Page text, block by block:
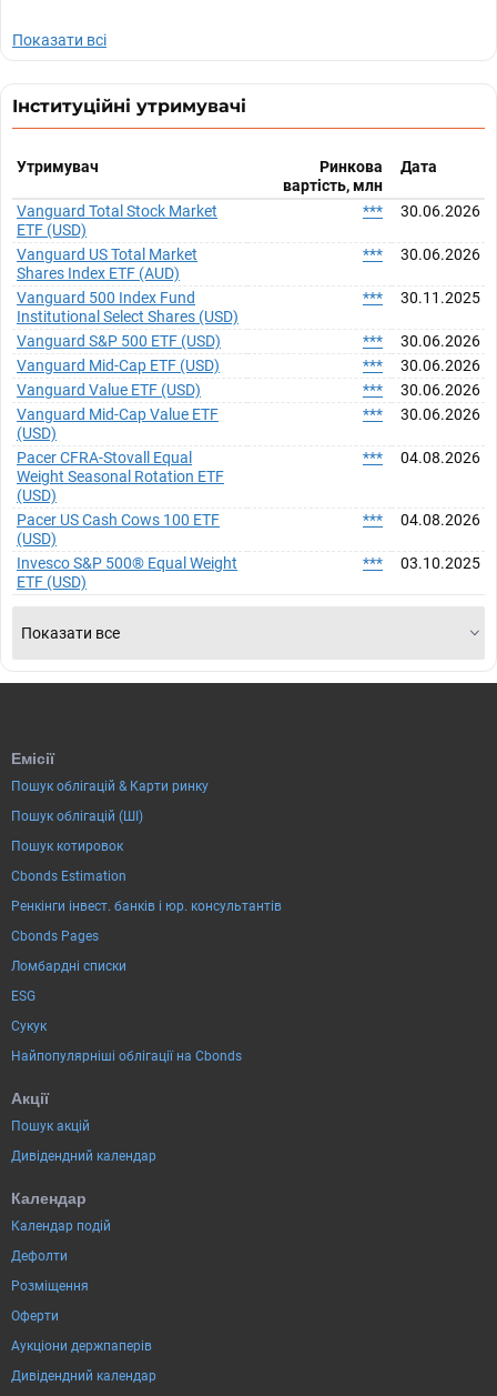
Показати всі
Інституційні утримувачі
Утримувач
Ринкова
вартість, млн
Дата
Vanguard Total Stock Market
ETF (USD)
*** 30.06.2026
Vanguard US Total Market
Shares Index ETF (AUD)
*** 30.06.2026
Vanguard 500 Index Fund
Institutional Select Shares (USD)
*** 30.11.2025
Vanguard S&P 500 ETF (USD) ***
30.06.2026
Vanguard Mid-Cap ETF (USD)
***
30.06.2026
Vanguard Value ETF (USD)
***
30.06.2026
Vanguard Mid-Cap Value ETF
(USD)
*** 30.06.2026
Pacer CFRA-Stovall Equal
Weight Seasonal Rotation ETF
(USD)
*** 04.08.2026
Pacer US Cash Cows 100 ETF
(USD)
*** 04.08.2026
Invesco S&P 500® Equal Weight
ETF (USD)
*** 03.10.2025
Показати все
Емісії
Пошук облігацій & Карти ринку
Пошук облігацій (ШІ)
Пошук котировок
Cbonds Estimation
Ренкінги інвест. банків і юр. консультантів
Cbonds Pages
Ломбардні списки
ESG
Сукук
Найпопулярніші облігації на Cbonds
Акції
Пошук акцій
Дивідендний календар
Календар
Календар подій
Дефолти
Розміщення
Оферти
Аукціони держпаперів
Дивідендний календар